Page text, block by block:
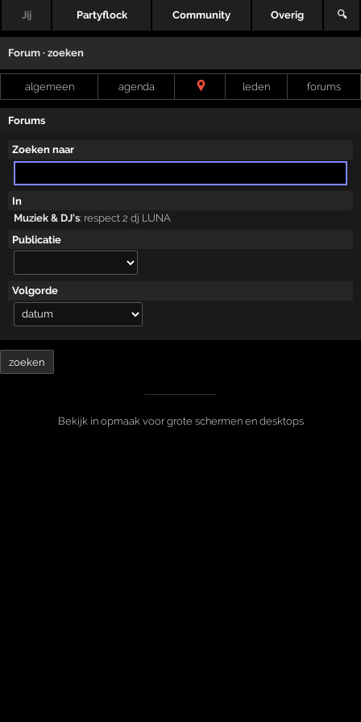
Jij Partyflock Community Overig 🔍
Forum · zoeken
algemeen agenda leden forums
Forums
Zoeken naar
In
Muziek & DJ's: respect 2 dj LUNA
Publicatie
Volgorde
Bekijk in opmaak voor grote schermen en desktops